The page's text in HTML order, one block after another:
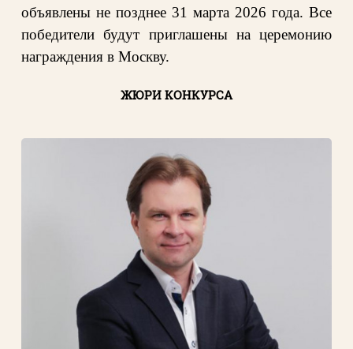
объявлены не позднее 31 марта 2026 года. Все
победители будут приглашены на церемонию
награждения в Москву.
ЖЮРИ КОНКУРСА